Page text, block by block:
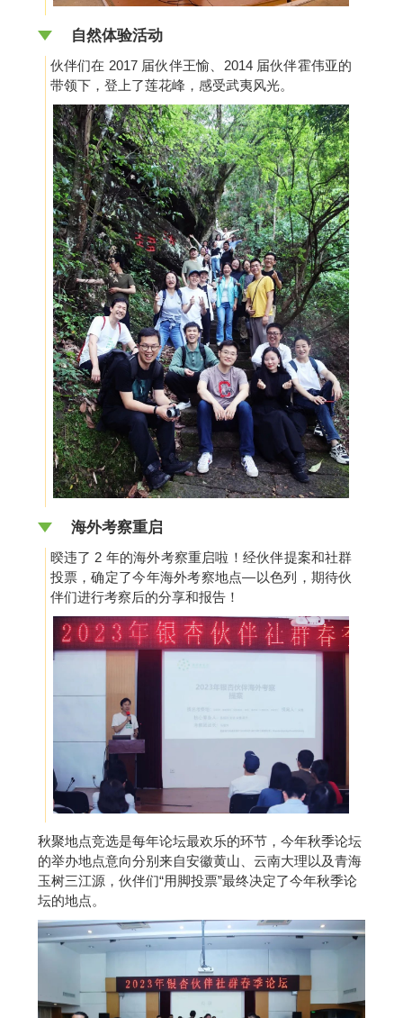
自然体验活动
伙伴们在 2017 届伙伴王愉、2014 届伙伴霍伟亚的
带领下，登上了莲花峰，感受武夷风光。
海外考察重启
暌违了 2 年的海外考察重启啦！经伙伴提案和社群
投票，确定了今年海外考察地点—以色列，期待伙
伴们进行考察后的分享和报告！
秋聚地点竞选是每年论坛最欢乐的环节，今年秋季论坛
的举办地点意向分别来自安徽黄山、云南大理以及青海
玉树三江源，伙伴们“用脚投票”最终决定了今年秋季论
坛的地点。